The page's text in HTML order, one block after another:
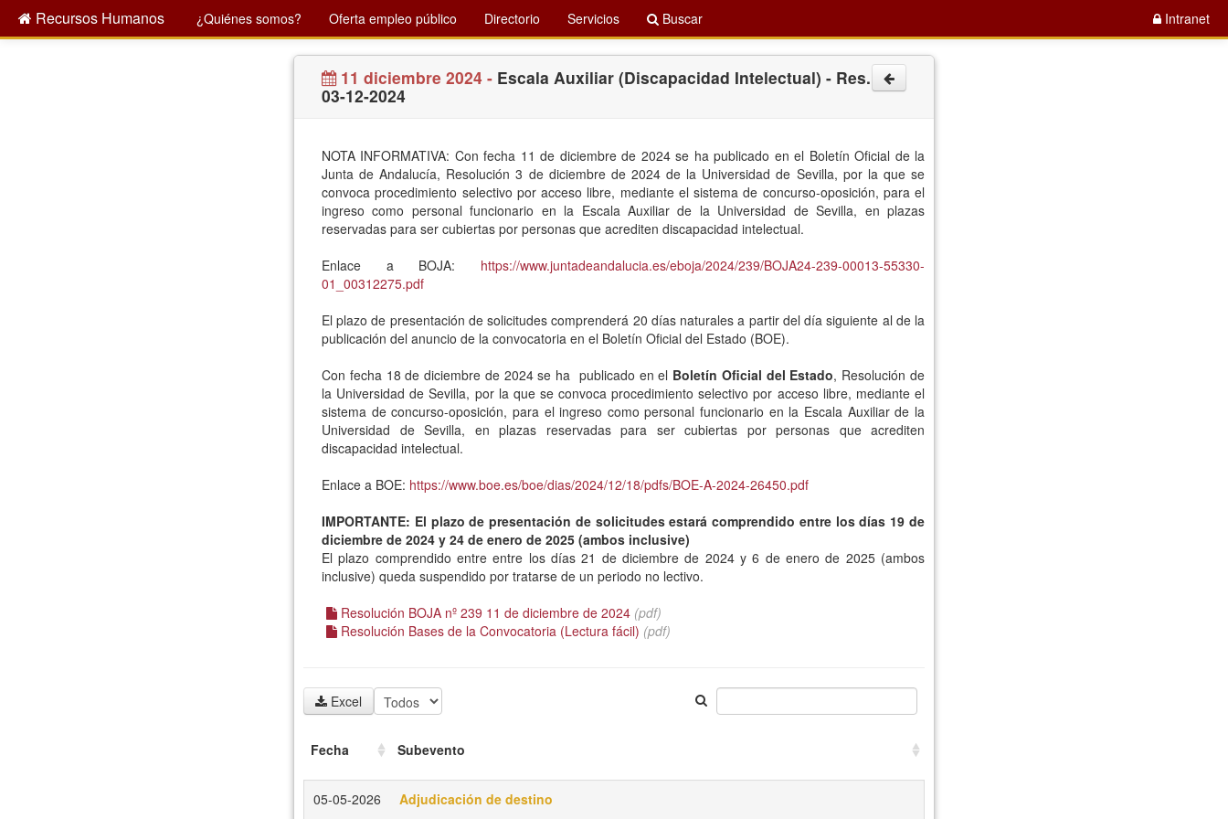
Recursos Humanos Intranet
¿Quiénes somos? Oferta empleo público Directorio Servicios Buscar
11 diciembre 2024 - Escala Auxiliar (Discapacidad Intelectual) - Res.
03-12-2024
NOTA INFORMATIVA: Con fecha 11 de diciembre de 2024 se ha publicado en el Boletín Oficial de la
Junta de Andalucía, Resolución 3 de diciembre de 2024 de la Universidad de Sevilla, por la que se
convoca procedimiento selectivo por acceso libre, mediante el sistema de concurso-oposición, para el
ingreso como personal funcionario en la Escala Auxiliar de la Universidad de Sevilla, en plazas
reservadas para ser cubiertas por personas que acrediten discapacidad intelectual.
Enlace a BOJA: https://www.juntadeandalucia.es/eboja/2024/239/BOJA24-239-00013-55330-
01_00312275.pdf
El plazo de presentación de solicitudes comprenderá 20 días naturales a partir del día siguiente al de la
publicación del anuncio de la convocatoria en el Boletín Oficial del Estado (BOE).
Con fecha 18 de diciembre de 2024 se ha publicado en el Boletín Oficial del Estado, Resolución de
la Universidad de Sevilla, por la que se convoca procedimiento selectivo por acceso libre, mediante el
sistema de concurso-oposición, para el ingreso como personal funcionario en la Escala Auxiliar de la
Universidad de Sevilla, en plazas reservadas para ser cubiertas por personas que acrediten
discapacidad intelectual.
Enlace a BOE: https://www.boe.es/boe/dias/2024/12/18/pdfs/BOE-A-2024-26450.pdf
IMPORTANTE: El plazo de presentación de solicitudes estará comprendido entre los días 19 de
diciembre de 2024 y 24 de enero de 2025 (ambos inclusive)
El plazo comprendido entre entre los días 21 de diciembre de 2024 y 6 de enero de 2025 (ambos
inclusive) queda suspendido por tratarse de un periodo no lectivo.
Resolución BOJA nº 239 11 de diciembre de 2024 (pdf)
Resolución Bases de la Convocatoria (Lectura fácil) (pdf)
Excel
Fecha Subevento
05-05-2026
Adjudicación de destino